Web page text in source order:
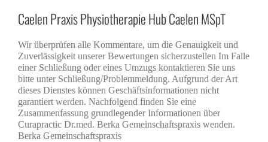
Caelen Praxis Physiotherapie Hub Caelen MSpT
Wir überprüfen alle Kommentare, um die Genauigkeit und
Zuverlässigkeit unserer Bewertungen sicherzustellen Im Falle
einer Schließung oder eines Umzugs kontaktieren Sie uns
bitte unter Schließung/Problemmeldung. Aufgrund der Art
dieses Dienstes können Geschäftsinformationen nicht
garantiert werden. Nachfolgend finden Sie eine
Zusammenfassung grundlegender Informationen über
Curapractic Dr.med. Berka Gemeinschaftspraxis wenden.
Berka Gemeinschaftspraxis